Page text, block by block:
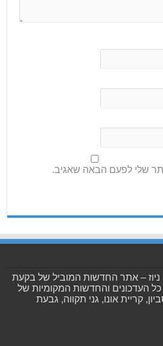
שלי לפעם הבאה שאגיב.
ניוז – אתר החדשות המוביל של בקעת
כל העדכונים והחדשות המקומיות של
קריית אונו, גני תקווה, גבעת